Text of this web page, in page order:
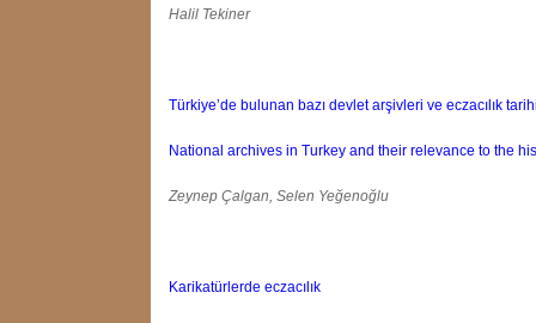
Halil Tekiner
Türkiye’de bulunan bazı devlet arşivleri ve eczacılık
National archives in Turkey and their relevance to the
Zeynep Çalgan, Selen Yeğenoğlu
Karikatürlerde eczacılık